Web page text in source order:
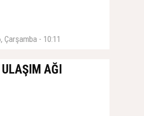
Çarşamba - 10:11
AĞI